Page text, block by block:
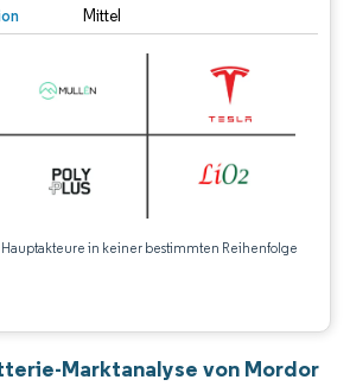
Mittel
Hauptakteure in keiner bestimmten Reihenfolge
Marktanalyse von Mordor